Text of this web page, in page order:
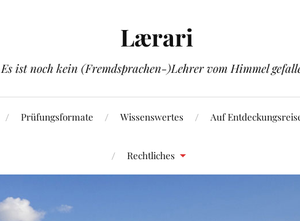
Lærari
Es ist noch kein (Fremdsprachen-)Lehrer vom Himmel
Prüfungsformate Wissenswertes Auf
Rechtliches